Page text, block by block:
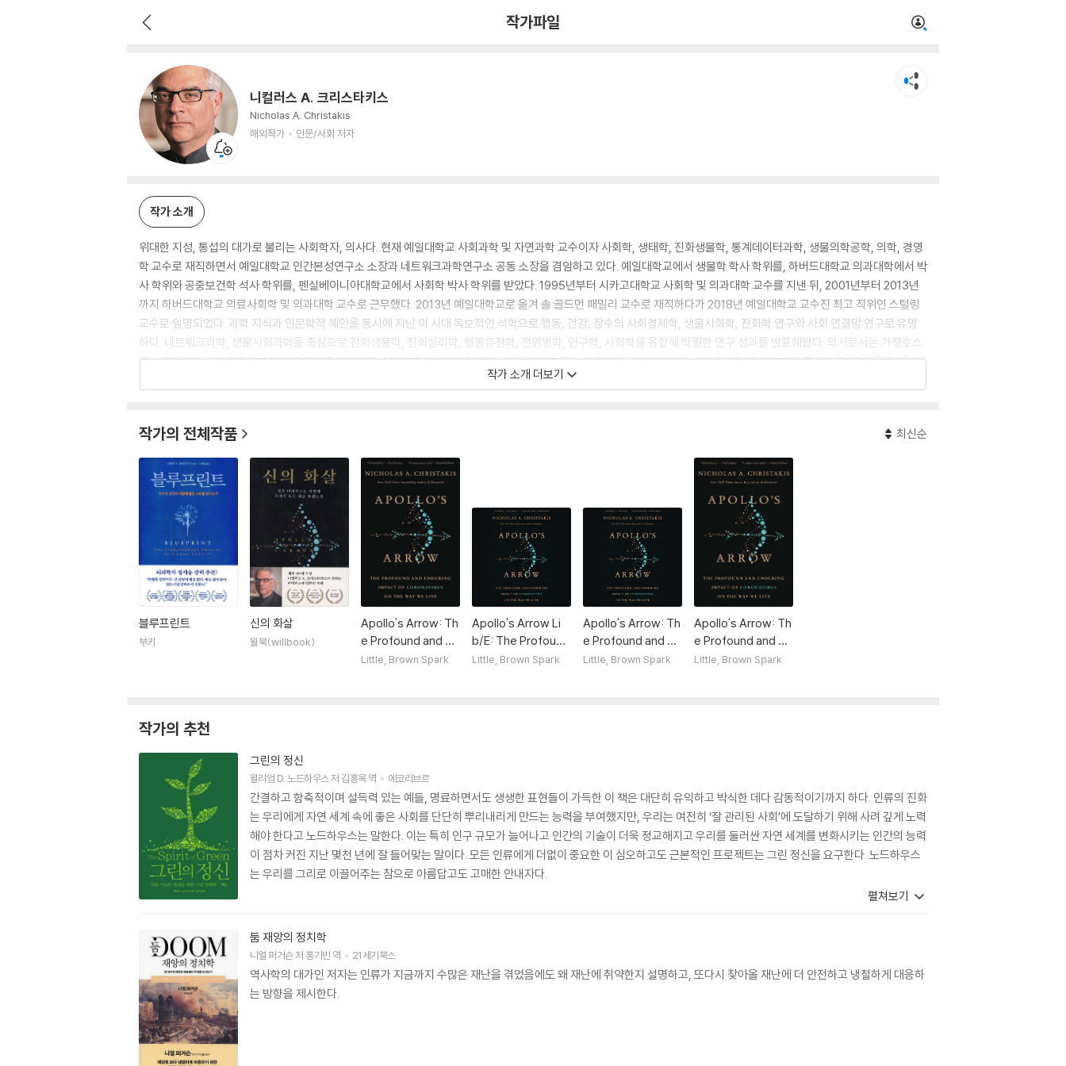
작가파일
니컬러스 A. 크리스타키스
Nicholas A. Christakis
해외작가
인문/사회 저자
작가 소개
위대한 지성, 통섭의 대가로 불리는 사회학자, 의사다. 현재 예일대학교 사회과학 및 자연과학 교수이자 사회학, 생태학, 진화생물학, 통계데이터과학, 생물의학공학, 의학, 경영
학 교수로 재직하면서 예일대학교 인간본성연구소 소장과 네트워크과학연구소 공동 소장을 겸임하고 있다. 예일대학교에서 생물학 학사 학위를, 하버드대학교 의과대학에서 박
사 학위와 공중보건학 석사 학위를, 펜실베이니아대학교에서 사회학 박사 학위를 받았다. 1995년부터 시카고대학교 사회학 및 의과대학 교수를 지낸 뒤, 2001년부터 2013년
까지 하버드대학교 의료사회학 및 의과대학 교수로 근무했다. 2013년 예일대학교로 옮겨 솔 골드먼 패밀리 교수로 재직하다가 2018년 예일대학교 교수진 최고 직위인 스털링
교수로 임명되었다. 과학 지식과 인문학적 혜안을 동시에 지닌 이 시대 독보적인 석학으로 행동, 건강, 장수의 사회경제학, 생물사회학, 진화학 연구와 사회 연결망 연구로 유명
하다. 네트워크과학, 생물사회과학을 중심으로 진화생물학, 진화심리학, 행동유전학, 전염병학, 인구학, 사회학을 융합해 탁월한 연구 성과를 발표해왔다. 의사로서는 가정호스
피스 의사이자 상담완화의학 분야 전문가로 활동했다. 2009년 《타임》 ‘세계에서 가장 영향력 있는 100인’에 선정되었으며, 2009년과 2010년에는 연속으로 《포린폴리시》 ‘세
계 100대 사상가’에 선정되었다. 《블루프린트》 외에 저서로 《예견된 죽음: 의료에서 예측과 예후》 《행복은 전염된다》(공저)와 《신의 화살》이 있다.
작가 소개 더보기
작가의 전체작품 최신순
블루프린트
부키
신의 화살
윌북(willbook)
Apollo's Arrow: Th
e Profound and En
during Impact of C
Little, Brown Spark
Apollo's Arrow Li
b/E: The Profound
and Enduring Impa
Little, Brown Spark
Apollo's Arrow: Th
e Profound and En
during Impact of C
Little, Brown Spark
Apollo's Arrow: Th
e Profound and En
during Impact of C
Little, Brown Spark
작가의 추천
그린의 정신
윌리엄 D. 노드하우스저김홍옥역 에코리브르
간결하고 함축적이며 설득력 있는 예들, 명료하면서도 생생한 표현들이 가득한 이 책은 대단히 유익하고 박식한 데다 감동적이기까지 하다. 인류의 진화
는 우리에게 자연 세계 속에 좋은 사회를 단단히 뿌리내리게 만드는 능력을 부여했지만, 우리는 여전히 ‘잘 관리된 사회’에 도달하기 위해 사려 깊게 노력
해야 한다고 노드하우스는 말한다. 이는 특히 인구 규모가 늘어나고 인간의 기술이 더욱 정교해지고 우리를 둘러싼 자연 세계를 변화시키는 인간의 능력
이 점차 커진 지난 몇천 년에 잘 들어맞는 말이다. 모든 인류에게 더없이 중요한 이 심오하고도 근본적인 프로젝트는 그린 정신을 요구한다. 노드하우스
는 우리를 그리로 이끌어주는 참으로 아름답고도 고매한 안내자다.
펼쳐보기
둠 재앙의 정치학
니얼 퍼거슨저 홍기빈 역 21세기북스
역사학의 대가인 저자는 인류가 지금까지 수많은 재난을 겪었음에도 왜 재난에 취약한지 설명하고, 또다시 찾아올 재난에 더 안전하고 냉철하게 대응하
는 방향을 제시한다.